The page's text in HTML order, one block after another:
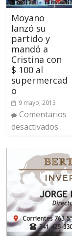
Moyano
lanzó su
partido y
mandó a
Cristina con
$ 100 al
supermercad
o
9 mayo, 2013
Comentarios
desactivados